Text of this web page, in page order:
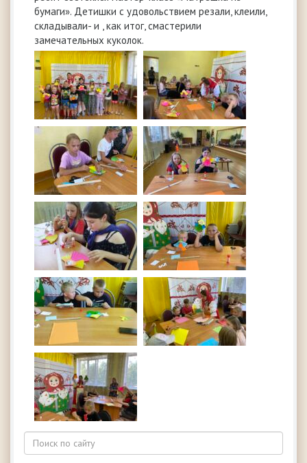
бумаги». Детишки с удовольствием резали, клеили,
складывали- и , как итог, смастерили
замечательных куколок.